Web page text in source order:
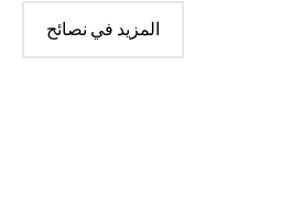
المزيد في نصائح